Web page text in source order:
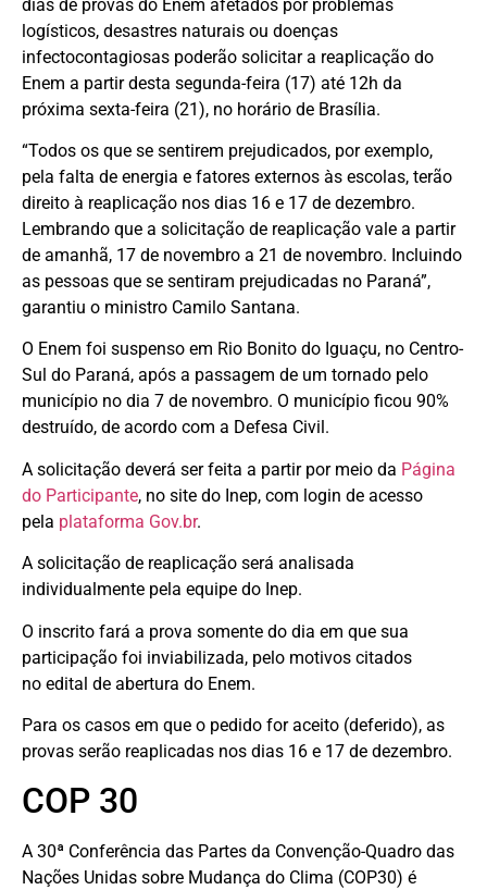
dias de provas do Enem afetados por problemas
logísticos, desastres naturais ou doenças
infectocontagiosas poderão solicitar a reaplicação do
Enem a partir desta segunda-feira (17) até 12h da
próxima sexta-feira (21), no horário de Brasília.
“Todos os que se sentirem prejudicados, por exemplo,
pela falta de energia e fatores externos às escolas, terão
direito à reaplicação nos dias 16 e 17 de dezembro.
Lembrando que a solicitação de reaplicação vale a partir
de amanhã, 17 de novembro a 21 de novembro. Incluindo
as pessoas que se sentiram prejudicadas no Paraná”,
garantiu o ministro Camilo Santana.
O Enem foi suspenso em Rio Bonito do Iguaçu, no Centro-
Sul do Paraná, após a passagem de um tornado pelo
município no dia 7 de novembro. O município ficou 90%
destruído, de acordo com a Defesa Civil.
A solicitação deverá ser feita a partir por meio da Página
do Participante, no site do Inep, com login de acesso
pela plataforma Gov.br.
A solicitação de reaplicação será analisada
individualmente pela equipe do Inep.
O inscrito fará a prova somente do dia em que sua
participação foi inviabilizada, pelo motivos citados
no edital de abertura do Enem.
Para os casos em que o pedido for aceito (deferido), as
provas serão reaplicadas nos dias 16 e 17 de dezembro.
COP 30
A 30ª Conferência das Partes da Convenção-Quadro das
Nações Unidas sobre Mudança do Clima (COP30) é